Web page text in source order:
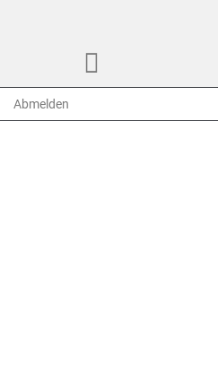
Abmelden